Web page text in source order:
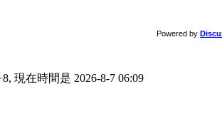
Powered by
現在時間是 2026-8-7 06:09